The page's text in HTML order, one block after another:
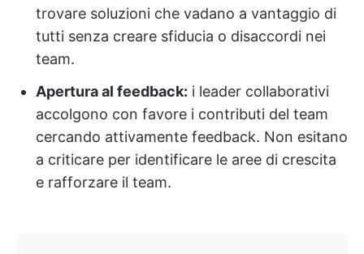
trovare soluzioni che vadano a vantaggio di
tutti senza creare sfiducia o disaccordi nei
team.
Apertura al feedback: i leader collaborativi
accolgono con favore i contributi del team
cercando attivamente feedback. Non esitano
a criticare per identificare le aree di crescita
e rafforzare il team.